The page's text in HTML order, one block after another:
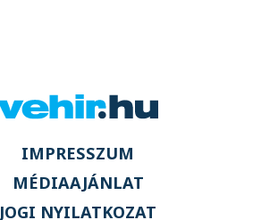
IMPRESSZUM
MÉDIAAJÁNLAT
JOGI NYILATKOZAT